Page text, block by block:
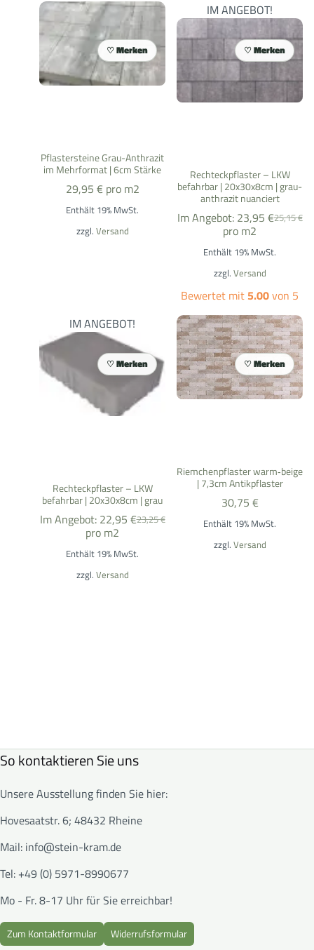
Pflastersteine Grau-Anthrazit
im Mehrformat | 6cm Stärke
29,95 € pro m2
Enthält 19% MwSt.
zzgl. Versand
Merken
IM ANGEBOT!
Rechteckpflaster – LKW
befahrbar | 20x30x8cm | grau-
anthrazit nuanciert
Im Angebot: 25,15€
23,95 €
pro m2
Enthält 19% MwSt.
zzgl. Versand
Bewertet mit 5.00von 5
Merken
IM ANGEBOT!
Rechteckpflaster – LKW
befahrbar | 20x30x8cm | grau
Im Angebot: 23,25€
22,95 €
pro m2
Enthält 19% MwSt.
zzgl. Versand
Merken
Riemchenpflaster warm‑beige
| 7,3cm Antikpflaster
30,75 €
Enthält 19% MwSt.
zzgl. Versand
Merken
So kontaktieren Sie uns
Unsere Ausstellung finden Sie hier:
Hovesaatstr. 6; 48432 Rheine
Mail: info@stein-kram.de
Tel: +49 (0) 5971-8990677
Mo - Fr. 8-17 Uhr für Sie erreichbar!
Zum Kontaktformular Widerrufsformular